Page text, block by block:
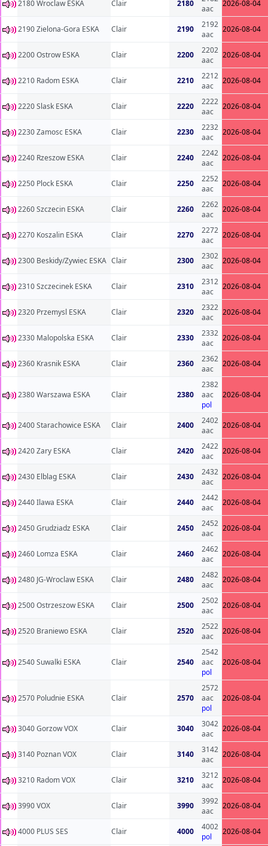
2180 Wroclaw ESKA Clair 2180
aac
2026-08-04
2190 Zielona-Gora ESKA Clair 2190
2192
aac
2026-08-04
2200 Ostrow ESKA Clair 2200
2202
aac
2026-08-04
2210 Radom ESKA Clair 2210
2212
aac
2026-08-04
2220 Slask ESKA Clair 2220
2222
aac
2026-08-04
2230 Zamosc ESKA Clair 2230
2232
aac
2026-08-04
2240 Rzeszow ESKA Clair 2240
2242
aac
2026-08-04
2250 Plock ESKA Clair 2250
2252
aac
2026-08-04
2260 Szczecin ESKA Clair 2260
2262
aac
2026-08-04
2270 Koszalin ESKA Clair 2270
2272
aac
2026-08-04
2300 Beskidy/Zywiec ESKA Clair 2300
2302
aac
2026-08-04
2310 Szczecinek ESKA Clair 2310
2312
aac
2026-08-04
2320 Przemysl ESKA Clair 2320
2322
aac
2026-08-04
2330 Malopolska ESKA Clair 2330
2332
aac
2026-08-04
2360 Krasnik ESKA Clair 2360
2362
aac
2026-08-04
2380 Warszawa ESKA Clair 2380
2382
aac
pol
2026-08-04
2400 Starachowice ESKA Clair 2400
2402
aac
2026-08-04
2420 Zary ESKA Clair 2420
2422
aac
2026-08-04
2430 Elblag ESKA Clair 2430
2432
aac
2026-08-04
2440 Ilawa ESKA Clair 2440
2442
aac
2026-08-04
2450 Grudziadz ESKA Clair 2450
2452
aac
2026-08-04
2460 Lomza ESKA Clair 2460
2462
aac
2026-08-04
2480 JG-Wroclaw ESKA Clair 2480
2482
aac
2026-08-04
2500 Ostrzeszow ESKA Clair 2500
2502
aac
2026-08-04
2520 Braniewo ESKA Clair 2520
2522
aac
2026-08-04
2540 Suwalki ESKA Clair 2540
2542
aac
pol
2026-08-04
2570 Poludnie ESKA Clair 2570
2572
aac
pol
2026-08-04
3040 Gorzow VOX Clair 3040
3042
aac
2026-08-04
3140 Poznan VOX Clair 3140
3142
aac
2026-08-04
3210 Radom VOX Clair 3210
3212
aac
2026-08-04
3990 VOX Clair 3990
3992
aac
2026-08-04
4000 PLUS SES Clair 4000
4002
pol
2026-08-04